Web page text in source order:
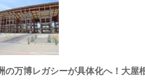
の万博レガシーが具体化へ！大屋